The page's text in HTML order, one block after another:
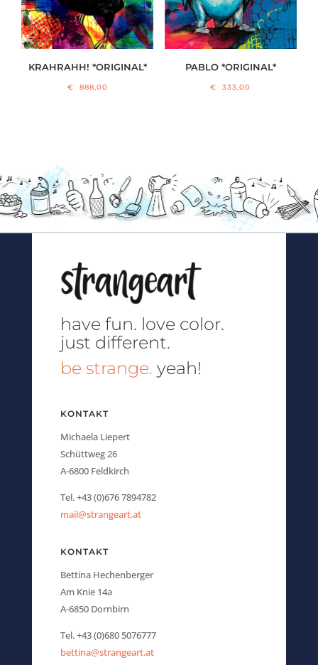
KRAHRAHH! *ORIGINAL*
€ 888,00
PABLO *ORIGINAL*
€ 333,00
have fun. love color.
just different.
be strange. yeah!
KONTAKT
Michaela Liepert
Schüttweg 26
A-6800 Feldkirch
Tel. +43 (0)676 7894782
mail@strangeart.at
KONTAKT
Bettina Hechenberger
Am Knie 14a
A-6850 Dornbirn
Tel. +43 (0)680 5076777
bettina@strangeart.at